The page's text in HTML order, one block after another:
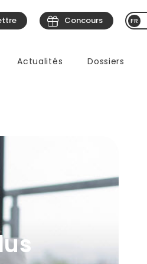
Actualités Dossiers
Concours